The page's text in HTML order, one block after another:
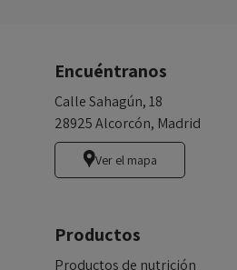
Encuéntranos
Calle Sahagún, 18
28925 Alcorcón, Madrid
Ver el mapa
Productos
Productos de nutrición